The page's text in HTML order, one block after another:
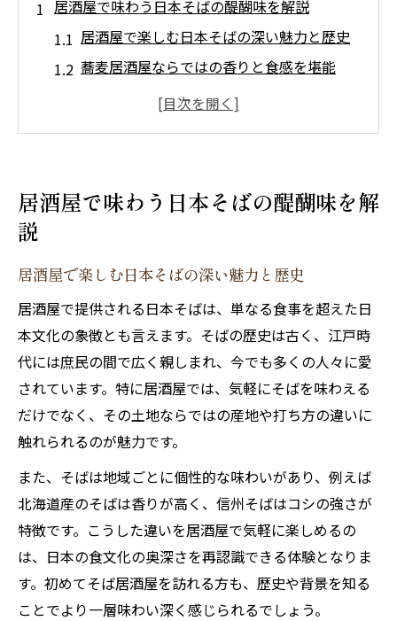
居酒屋で味わう日本そばの醍醐味を解説
居酒屋で楽しむ日本そばの深い魅力と歴史
蕎麦居酒屋ならではの香りと食感を堪能
日本そばと日本酒が織りなす贅沢な時間
日本そばを楽しむ居酒屋飲みの魅力発見
蕎麦屋飲みならではの落ち着く空間と雰囲
気
日本そば好き必見の居酒屋メニュー選び
蕎麦日本酒東京の最新トレンドを体験
つまみが美味しい蕎麦屋飲みのポイント
つまみと日本そば、居酒屋で相性を探る
居酒屋のつまみと日本そばの絶妙な組み合
わせ
蕎麦居酒屋で選ぶべきつまみと日本酒
つまみが美味しい蕎麦屋飲みの秘密を紹介
蕎麦と日本酒が引き立つつまみの選び方
蕎麦居酒屋で体験する新しい味の発見
居酒屋で味わう日本そばの醍醐味を解
説
居酒屋で楽しむ日本そばの深い魅力と歴史
居酒屋で提供される日本そばは、単なる食事を超えた日
本文化の象徴とも言えます。そばの歴史は古く、江戸時
代には庶民の間で広く親しまれ、今でも多くの人々に愛
されています。特に居酒屋では、気軽にそばを味わえる
だけでなく、その土地ならではの産地や打ち方の違いに
触れられるのが魅力です。
また、そばは地域ごとに個性的な味わいがあり、例えば
北海道産のそばは香りが高く、信州そばはコシの強さが
特徴です。こうした違いを居酒屋で気軽に楽しめるの
は、日本の食文化の奥深さを再認識できる体験となりま
す。初めてそば居酒屋を訪れる方も、歴史や背景を知る
ことでより一層味わい深く感じられるでしょう。